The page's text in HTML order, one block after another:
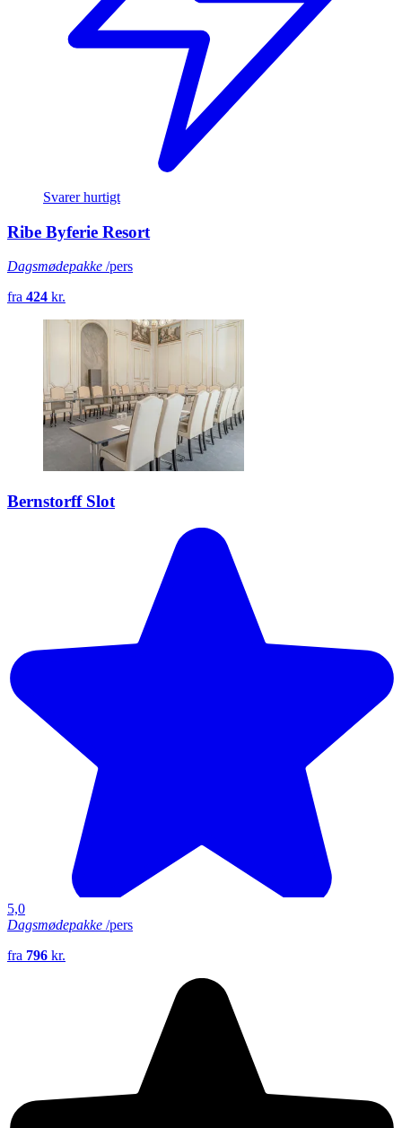
Svarer hurtigt
Ribe Byferie Resort
Dagsmødepakke /pers
fra 424 kr.
Bernstorff Slot
5,0
Dagsmødepakke /pers
fra 796 kr.